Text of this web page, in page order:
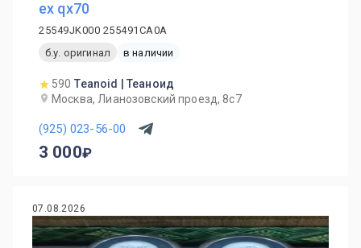
ex qx70
25549JK000 255491CA0A
б.у. оригинал
в наличии
590 Teanoid | Теаноид
Москва, Лианозовский проезд, 8с7
(925) 023-56-00
3 000
07.08.2026